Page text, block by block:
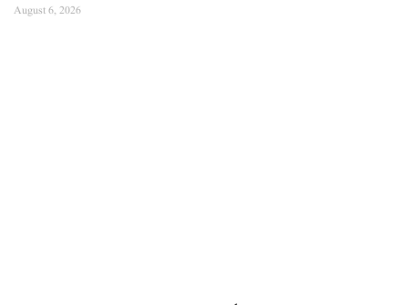
August 6, 2026